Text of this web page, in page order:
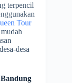
terpencil
Tour
desa